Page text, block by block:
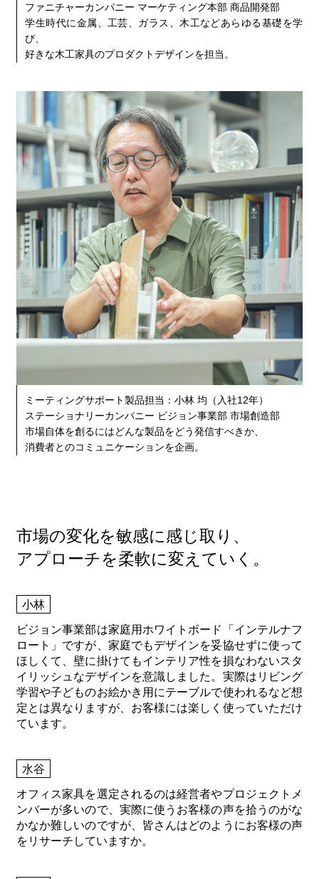
ファニチャーカンパニー マーケティング本部 商品開発部
学生時代に金属、工芸、ガラス、木工などあらゆる基礎を学
び、
好きな木工家具のプロダクトデザインを担当。
ミーティングサポート製品担当：小林 均（入社12年）
ステーショナリーカンパニー ビジョン事業部 市場創造部
市場自体を創るにはどんな製品をどう発信すべきか、
消費者とのコミュニケーションを企画。
市場の変化を敏感に感じ取り、
アプローチを柔軟に変えていく。
小林
ビジョン事業部は家庭用ホワイトボード「インテルナフ
ロート」ですが、家庭でもデザインを妥協せずに使って
ほしくて、壁に掛けてもインテリア性を損なわないスタ
イリッシュなデザインを意識しました。実際はリビング
学習や子どものお絵かき用にテーブルで使われるなど想
定とは異なりますが、お客様には楽しく使っていただけ
ています。
水谷
オフィス家具を選定されるのは経営者やプロジェクトメ
ンバーが多いので、実際に使うお客様の声を拾うのがな
かなか難しいのですが、皆さんはどのようにお客様の声
をリサーチしていますか。